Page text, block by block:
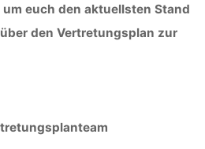
euch den aktuellsten Stand
den Vertretungsplan zur